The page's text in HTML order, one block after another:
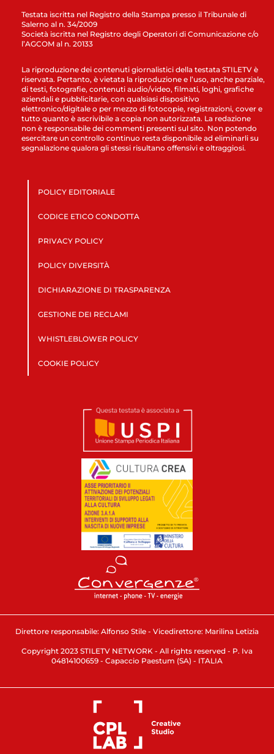
Testata iscritta nel Registro della Stampa presso il Tribunale di
Salerno al n. 34/2009
Società iscritta nel Registro degli Operatori di Comunicazione c/o
l’AGCOM al n. 20133
La riproduzione dei contenuti giornalistici della testata STILETV è
riservata. Pertanto, è vietata la riproduzione e l’uso, anche parziale,
di testi, fotografie, contenuti audio/video, filmati, loghi, grafiche
aziendali e pubblicitarie, con qualsiasi dispositivo
elettronico/digitale o per mezzo di fotocopie, registrazioni, cover e
tutto quanto è ascrivibile a copia non autorizzata. La redazione
non è responsabile dei commenti presenti sul sito. Non potendo
esercitare un controllo continuo resta disponibile ad eliminarli su
segnalazione qualora gli stessi risultano offensivi e oltraggiosi.
POLICY EDITORIALE
CODICE ETICO CONDOTTA
PRIVACY POLICY
POLICY DIVERSITÀ
DICHIARAZIONE DI TRASPARENZA
GESTIONE DEI RECLAMI
WHISTLEBLOWER POLICY
COOKIE POLICY
Direttore responsabile: Alfonso Stile - Vicedirettore: Marilina Letizia
Copyright 2023 STILETV NETWORK - All rights reserved - P. Iva
04814100659 - Capaccio Paestum (SA) - ITALIA